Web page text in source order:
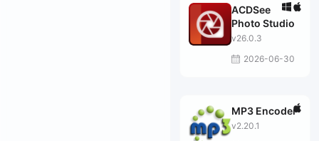
ACDSee
Photo Studio
v26.0.3
2026-06-30
MP3 Encoder
v2.20.1